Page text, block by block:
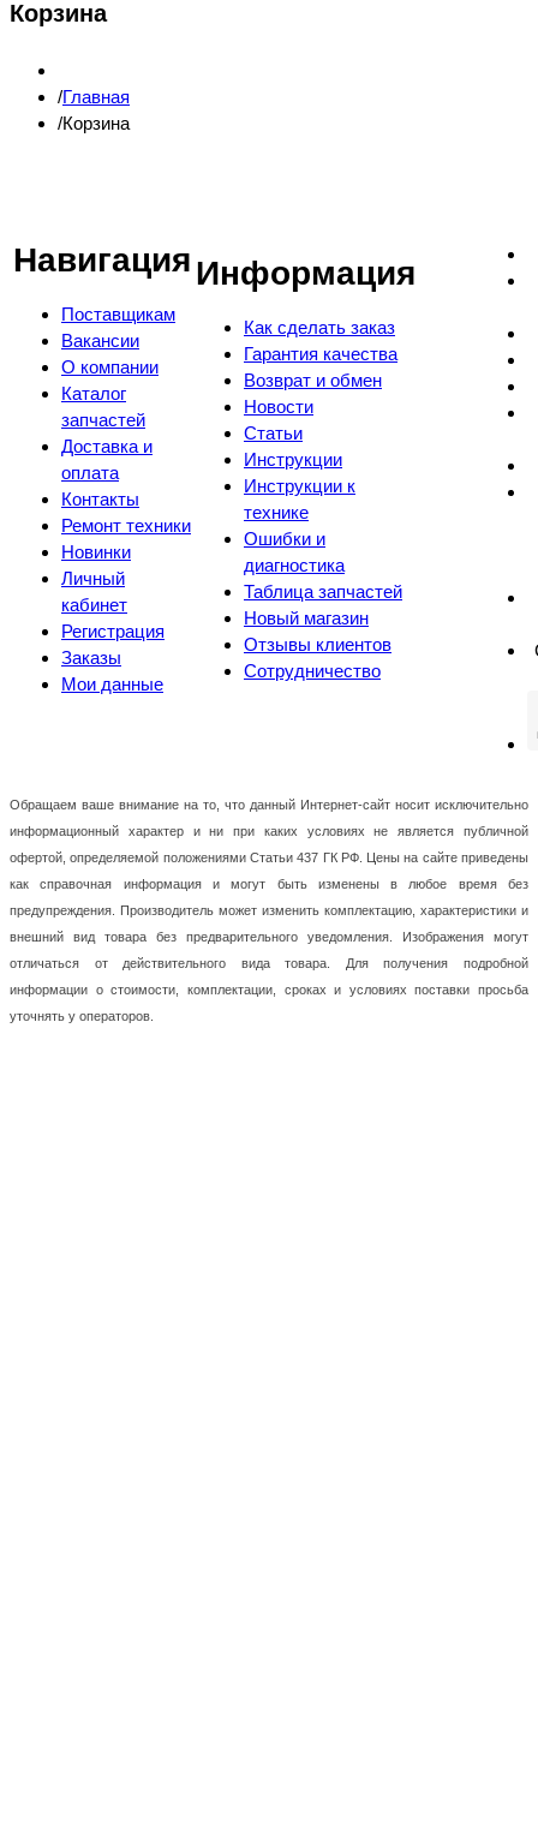
Корзина
Главная
Корзина
Навигация
Поставщикам
Вакансии
О компании
Каталог
запчастей
Доставка и
оплата
Контакты
Ремонт техники
Новинки
Личный
кабинет
Регистрация
Заказы
Мои данные
Информация
Как сделать заказ
Гарантия качества
Возврат и обмен
Новости
Статьи
Инструкции
Инструкции к
технике
Ошибки и
диагностика
Таблица запчастей
Новый магазин
Отзывы клиентов
Сотрудничество
Обращаем ваше внимание на то, что данный Интернет-сайт носит исключительно
информационный характер и ни при каких условиях не является публичной
офертой, определяемой положениями Статьи 437 ГК РФ. Цены на сайте приведены
как справочная информация и могут быть изменены в любое время без
предупреждения. Производитель может изменить комплектацию, характеристики и
внешний вид товара без предварительного уведомления. Изображения могут
отличаться от действительного вида товара. Для получения подробной
информации о стоимости, комплектации, сроках и условиях поставки просьба
уточнять у операторов.